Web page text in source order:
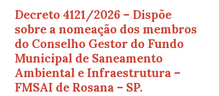
Decreto 4121/2026 – Dispõe
sobre a nomeação dos membros
do Conselho Gestor do Fundo
Municipal de Saneamento
Ambiental e Infraestrutura –
FMSAI de Rosana – SP.